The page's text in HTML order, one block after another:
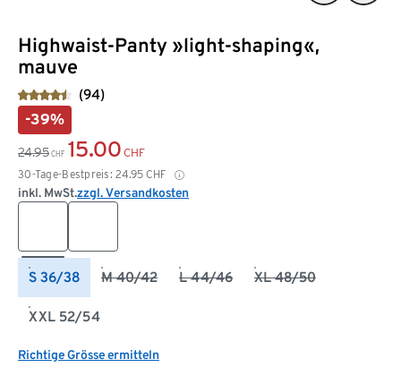
Highwaist-Panty »light-shaping«,
mauve
(94)
-39%
24.95 CHF 15.00 CHF
30-Tage-Bestpreis: 24.95 CHF
inkl. MwSt.zzgl. Versandkosten
S 36/38 M 40/42 L 44/46 XL 48/50
XXL 52/54
Richtige Grösse ermitteln